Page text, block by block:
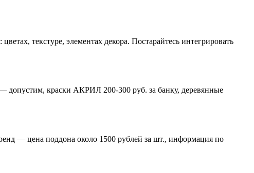
текстуре, элементах декора. Постарайтесь интегрировать
допустим, краски АКРИЛ 200-300 руб. за банку, деревянные
— цена поддона около 1500 рублей за шт., информация по